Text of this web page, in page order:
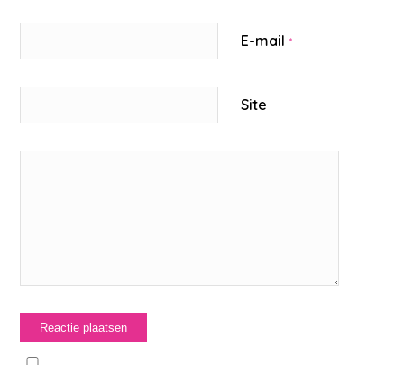
E-mail*
Site